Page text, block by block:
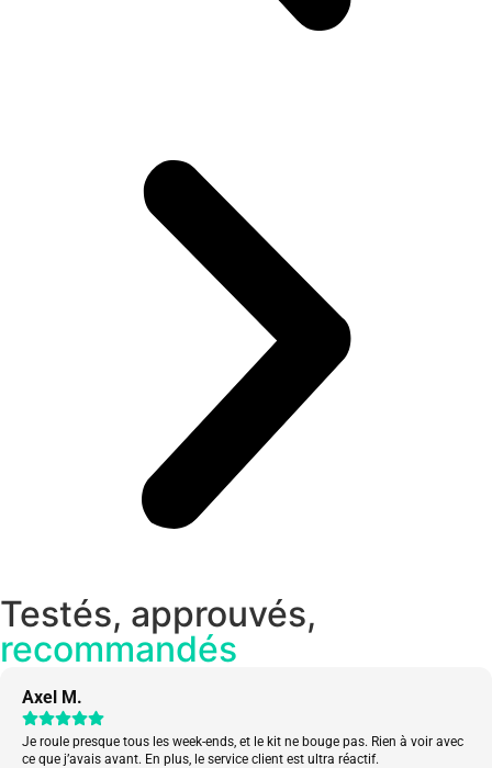
Testés, approuvés,
recommandés
Axel M.
Je roule presque tous les week-ends, et le kit ne bouge pas. Rien à voir avec
ce que j’avais avant. En plus, le service client est ultra réactif.